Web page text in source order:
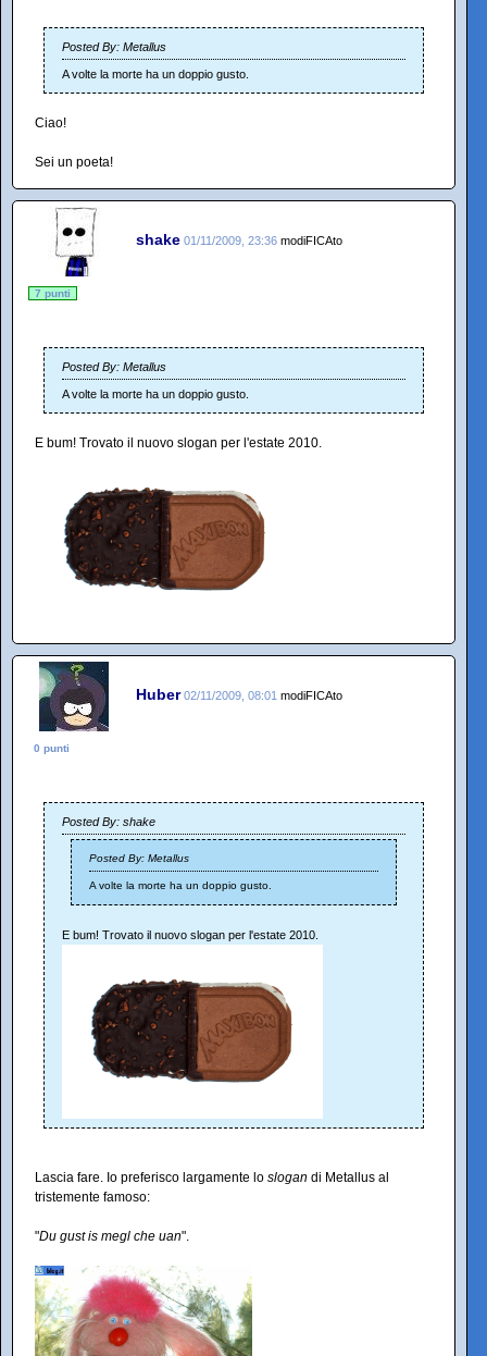
Posted By: Metallus
A volte la morte ha un doppio gusto.
Ciao!
Sei un poeta!
shake 01/11/2009, 23:36 modiFICAto
7 punti
Posted By: Metallus
A volte la morte ha un doppio gusto.
E bum! Trovato il nuovo slogan per l'estate 2010.
Huber 02/11/2009, 08:01 modiFICAto
0 punti
Posted By: shake
Posted By: Metallus
A volte la morte ha un doppio gusto.
E bum! Trovato il nuovo slogan per l'estate 2010.
Lascia fare. Io preferisco largamente lo slogan di Metallus al
tristemente famoso:
"Du gust is megl che uan".